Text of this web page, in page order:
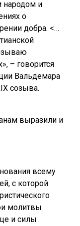
народом и
о
добра. <…
– говорится
Вальдемара
созыва.
выразили и
всему
с которой
молитвы
и силы